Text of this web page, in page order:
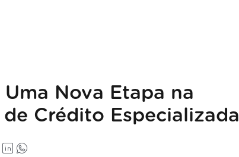
Uma Nova Etapa na
Crédito Especializada